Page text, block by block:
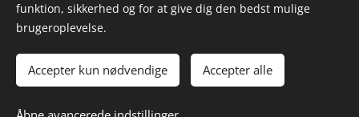
Tilføj til kurven
Drevet afWebnode Cookies
funktion, sikkerhed og for at give dig den bedst mulige
brugeroplevelse.
Accepter kun nødvendige Accepter alle